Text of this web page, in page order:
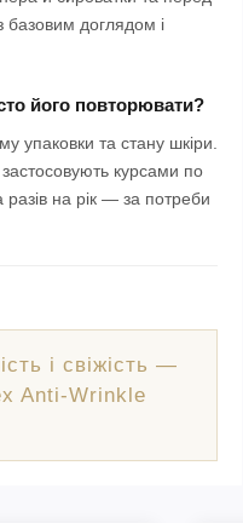
доглядом і
його повторювати?
упаковки та стану шкіри.
курсами по
разів на рік — за потреби
і свіжість —
Anti-Wrinkle